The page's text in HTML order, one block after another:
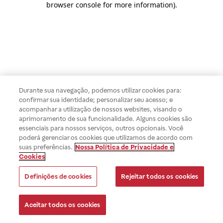
browser console for more information).
Durante sua navegação, podemos utilizar cookies para:
confirmar sua identidade; personalizar seu acesso; e
acompanhar a utilização de nossos websites, visando o
aprimoramento de sua funcionalidade. Alguns cookies são
essenciais para nossos serviços, outros opcionais. Você
poderá gerenciar os cookies que utilizamos de acordo com
suas preferências. Nossa Política de Privacidade e
Cookies
Definições de cookies Rejeitar todos os cookies
Aceitar todos os cookies